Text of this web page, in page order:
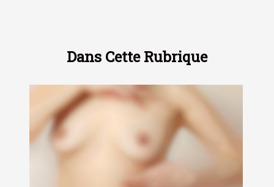
Dans Cette Rubrique